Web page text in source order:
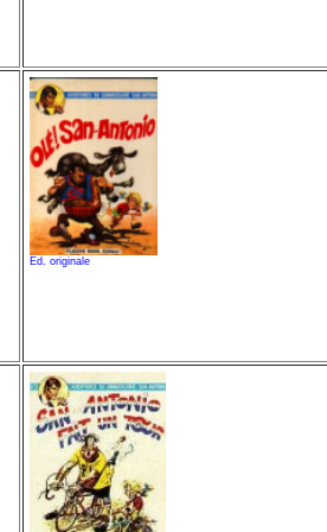
Ed. originale